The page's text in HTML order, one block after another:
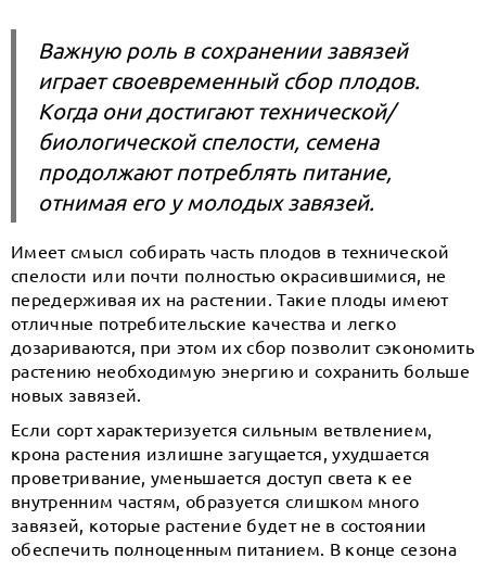
Важную роль в сохранении завязей
играет своевременный сбор плодов.
Когда они достигают технической/
биологической спелости, семена
продолжают потреблять питание,
отнимая его у молодых завязей.
Имеет смысл собирать часть плодов в технической
спелости или почти полностью окрасившимися, не
передерживая их на растении. Такие плоды имеют
отличные потребительские качества и легко
дозариваются, при этом их сбор позволит сэкономить
растению необходимую энергию и сохранить больше
новых завязей.
Если сорт характеризуется сильным ветвлением,
крона растения излишне загущается, ухудшается
проветривание, уменьшается доступ света к ее
внутренним частям, образуется слишком много
завязей, которые растение будет не в состоянии
обеспечить полноценным питанием. В конце сезона